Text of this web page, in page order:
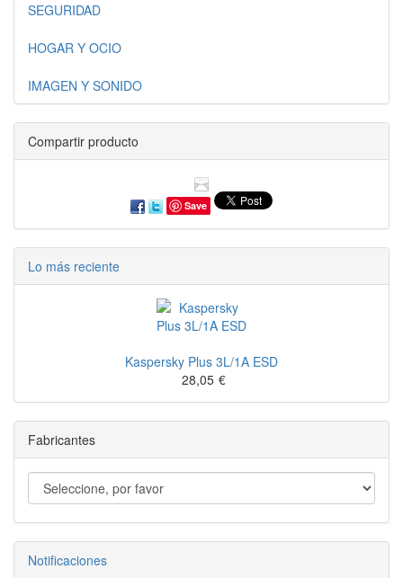
SEGURIDAD
HOGAR Y OCIO
IMAGEN Y SONIDO
Compartir producto
Save
Lo más reciente
Kaspersky Plus 3L/1A ESD
28,05 €
Fabricantes
Notificaciones